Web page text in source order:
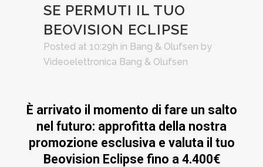
SE PERMUTI IL TUO
BEOVISION ECLIPSE
Posted at 10:29h in Bang & Olufsen by
Videoelettronica Bang & Olufsen
È arrivato il momento di fare un salto
nel futuro: approfitta della nostra
promozione esclusiva e valuta il tuo
Beovision Eclipse fino a 4.400€